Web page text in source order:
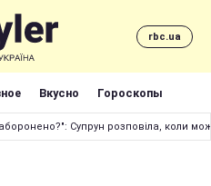
rbc.ua
Вкусно Гороскопы
Супрун розповіла, коли